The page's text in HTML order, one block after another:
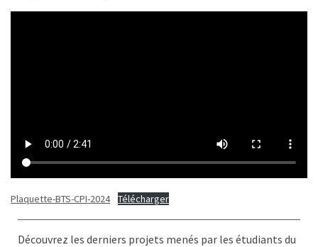
Plaquette-BTS-CPI-2024 Télécharger
Découvrez les derniers projets menés par les étudiants du